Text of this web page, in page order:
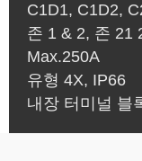
C1D1, C1D2,
존 1 & 2, 존 21
Max.250A
유형 4X, IP66
내장 터미널 블